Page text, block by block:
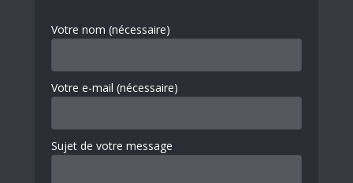
Votre nom (nécessaire)
Votre e-mail (nécessaire)
Sujet de votre message